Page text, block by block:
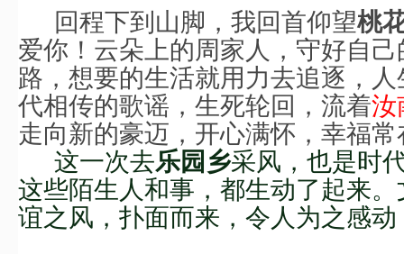
回程下到山脚，我回首仰望桃
爱你！云朵上的周家人，守好自
路，想要的生活就用力去追逐，
代相传的歌谣，生死轮回，流着汝
走向新的豪迈，开心满怀，幸福常
这一次去乐园乡采风，也是时
这些陌生人和事，都生动了起来
谊之风，扑面而来，令人为之感